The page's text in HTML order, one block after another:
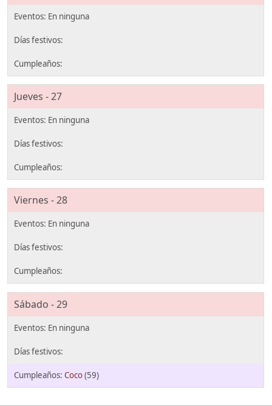
Jueves - 27
Viernes - 28
Sábado - 29
Coco(59)